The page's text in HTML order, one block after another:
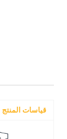
قياسات المنتج